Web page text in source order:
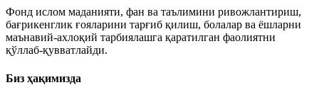
Фонд ислом маданияти, фан ва таълимини ривожлантириш,
бағрикенглик ғояларини тарғиб қилиш, болалар ва ёшларни
маънавий-ахлоқий тарбиялашга қаратилган фаолиятни
қўллаб-қувватлайди.
Биз ҳақимизда